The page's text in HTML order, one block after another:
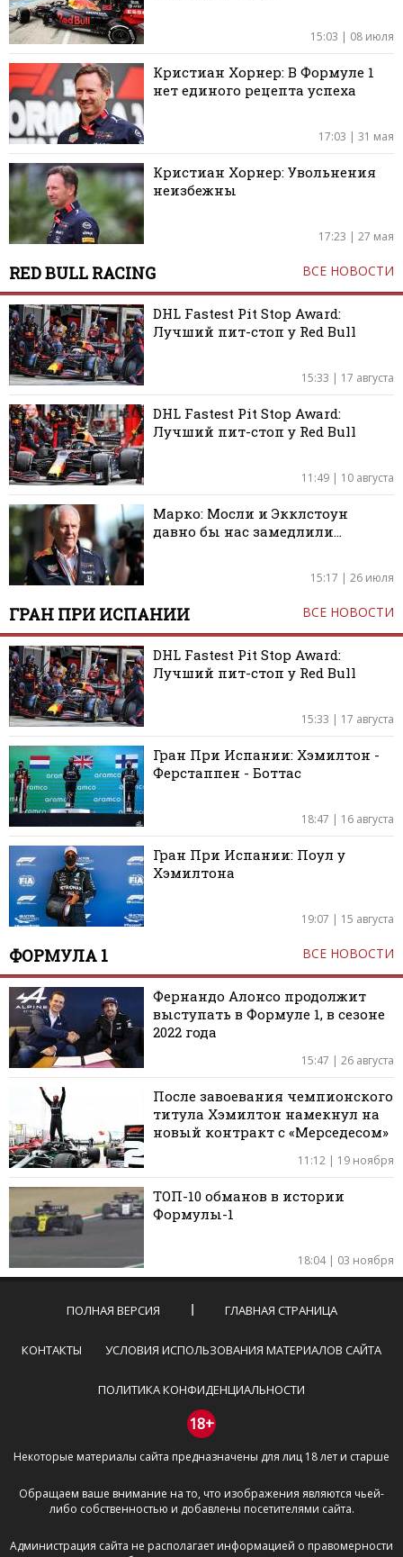
15:03 | 08 июля
Кристиан Хорнер: В Формуле 1
нет единого рецепта успеха
17:03 | 31 мая
Кристиан Хорнер: Увольнения
неизбежны
17:23 | 27 мая
RED BULL RACING ВСЕ НОВОСТИ
DHL Fastest Pit Stop Award:
Лучший пит-стоп у Red Bull
15:33 | 17 августа
DHL Fastest Pit Stop Award:
Лучший пит-стоп у Red Bull
11:49 | 10 августа
Марко: Мосли и Экклстоун
давно бы нас замедлили…
15:17 | 26 июля
ГРАН ПРИ ИСПАНИИ ВСЕ НОВОСТИ
DHL Fastest Pit Stop Award:
Лучший пит-стоп у Red Bull
15:33 | 17 августа
Гран При Испании: Хэмилтон -
Ферстаппен - Боттас
18:47 | 16 августа
Гран При Испании: Поул у
Хэмилтона
19:07 | 15 августа
ФОРМУЛА 1 ВСЕ НОВОСТИ
Фернандо Алонсо продолжит
выступать в Формуле 1, в сезоне
2022 года
15:47 | 26 августа
После завоевания чемпионского
титула Хэмилтон намекнул на
новый контракт с «Мерседесом»
11:12 | 19 ноября
ТОП-10 обманов в истории
Формулы-1
18:04 | 03 ноября
ПОЛНАЯ ВЕРСИЯ ГЛАВНАЯ СТРАНИЦА
КОНТАКТЫ УСЛОВИЯ ИСПОЛЬЗОВАНИЯ МАТЕРИАЛОВ САЙТА
ПОЛИТИКА КОНФИДЕНЦИАЛЬНОСТИ
18+
Некоторые материалы сайта предназначены для лиц 18 лет и старше
Обращаем ваше внимание на то, что изображения являются чьей-
либо собственностью и добавлены посетителями сайта.
Администрация сайта не располагает информацией о правомерности